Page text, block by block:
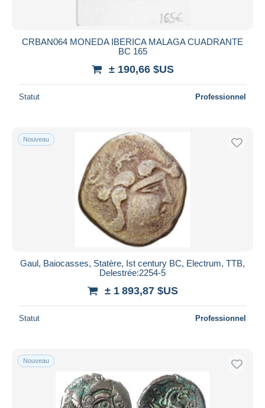
CRBAN064 MONEDA IBERICA MALAGA CUADRANTE
BC 165
± 190,66 $US
Statut Professionnel
Nouveau
Gaul, Baiocasses, Statère, Ist century BC, Electrum, TTB,
Delestrée:2254-5
± 1 893,87 $US
Statut Professionnel
Nouveau